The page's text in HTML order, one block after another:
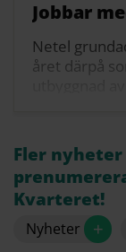
Jobbar
Netel
året därpå
utbyggnad
underhåll av
Framför allt
inom
vatten,
Fler
Kvarteret!
Nyheter +